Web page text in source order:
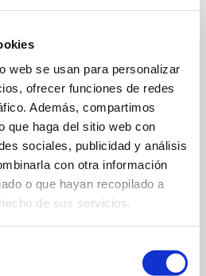
web se usan para personalizar
ofrecer funciones de redes
Además, compartimos
que haga del sitio web con
sociales, publicidad y análisis
con otra información
o que hayan recopilado a
de sus servicios.